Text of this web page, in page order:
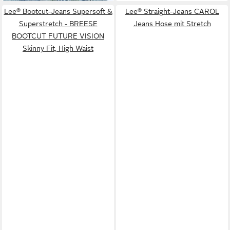
Lee® Bootcut-Jeans Supersoft &
Superstretch - BREESE
BOOTCUT FUTURE VISION
Skinny Fit, High Waist
Lee® Straight-Jeans CAROL
Jeans Hose mit Stretch